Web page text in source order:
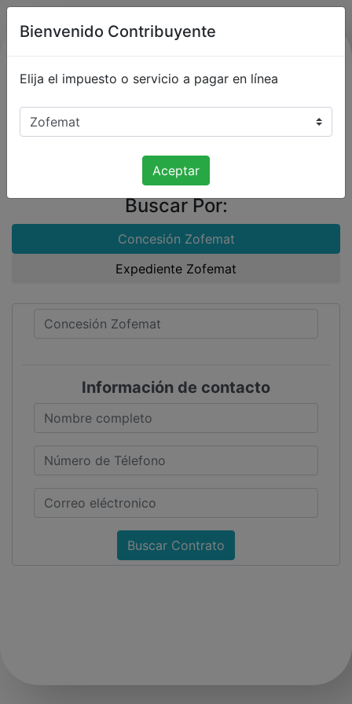
Municipio de Zihuatanejo de
Azueta Guerrero
Buscar Por:
Concesión Zofemat
Expediente Zofemat
Información de contacto
Bienvenido Contribuyente
Elija el impuesto o servicio a pagar en línea
Aceptar